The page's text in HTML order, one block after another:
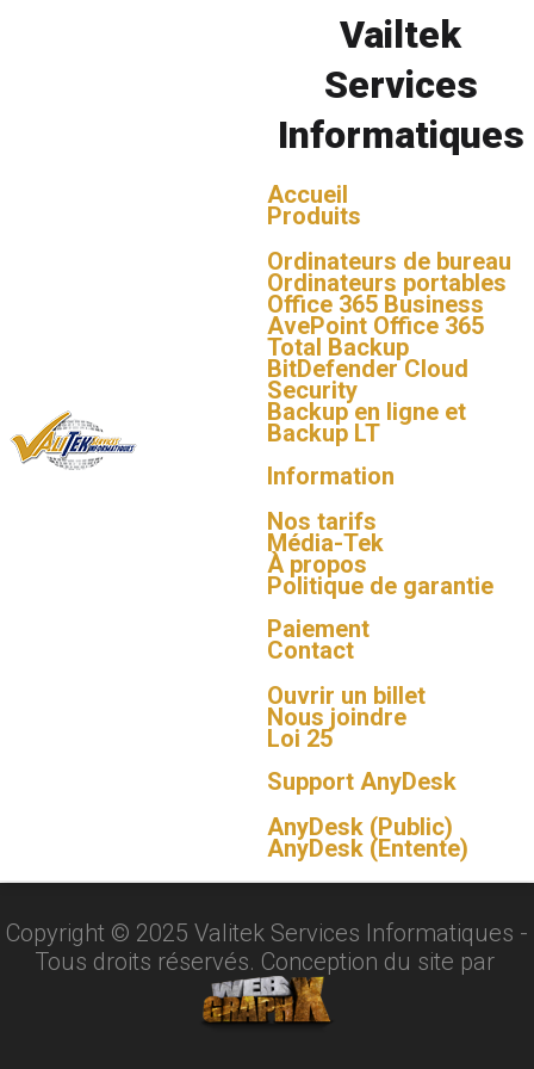
Vailtek
Services
Informatiques
Accueil
Produits
Ordinateurs de bureau
Ordinateurs portables
Office 365 Business
AvePoint Office 365
Total Backup
BitDefender Cloud
Security
Backup en ligne et
Backup LT
Information
Nos tarifs
Média-Tek
À propos
Politique de garantie
Paiement
Contact
Ouvrir un billet
Nous joindre
Loi 25
Support AnyDesk
AnyDesk (Public)
AnyDesk (Entente)
INVENTAIRE
Copyright © 2025 Valitek Services Informatiques -
Tous droits réservés. Conception du site par